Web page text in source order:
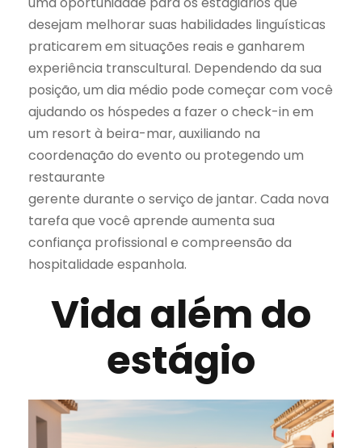
desejam melhorar suas habilidades linguísticas
praticarem em situações reais e ganharem
experiência transcultural. Dependendo da sua
posição, um dia médio pode começar com você
ajudando os hóspedes a fazer o check-in em
um resort à beira-mar, auxiliando na
coordenação do evento ou protegendo um
restaurante
gerente durante o serviço de jantar. Cada nova
tarefa que você aprende aumenta sua
confiança profissional e compreensão da
hospitalidade espanhola.
Vida além do
estágio